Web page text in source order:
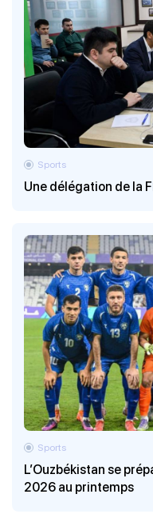
Une délégation de la
Sports
L’Ouzbékistan se
2026 au printemps
Sports